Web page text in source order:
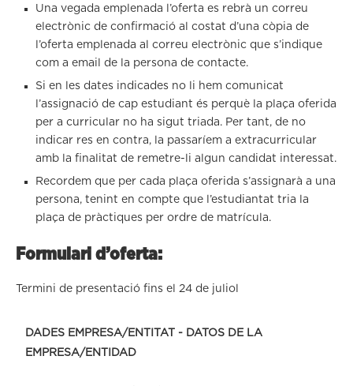
Una vegada emplenada l’oferta es rebrà un correu
electrònic de confirmació al costat d’una còpia de
l’oferta emplenada al correu electrònic que s’indique
com a email de la persona de contacte.
Si en les dates indicades no li hem comunicat
l’assignació de cap estudiant és perquè la plaça oferida
per a curricular no ha sigut triada. Per tant, de no
indicar res en contra, la passaríem a extracurricular
amb la finalitat de remetre-li algun candidat interessat.
Recordem que per cada plaça oferida s’assignarà a una
persona, tenint en compte que l’estudiantat tria la
plaça de pràctiques per ordre de matrícula.
Formulari d’oferta:
Termini de presentació fins el 24 de juliol
DADES EMPRESA/ENTITAT - DATOS DE LA
EMPRESA/ENTIDAD